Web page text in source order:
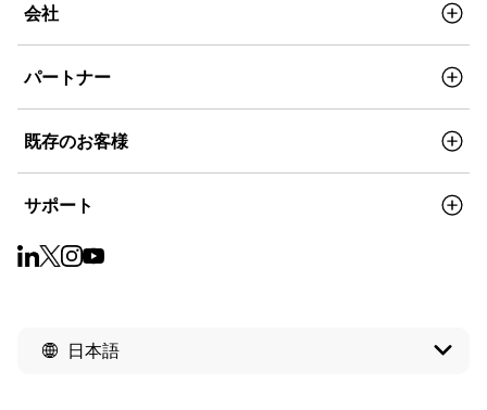
会社
パートナー
既存のお客様
サポート
日本語